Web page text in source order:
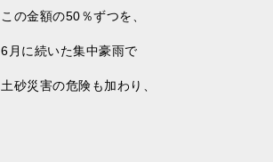
この金額の50％ずつを、
6月に続いた集中豪雨で
土砂災害の危険も加わり、